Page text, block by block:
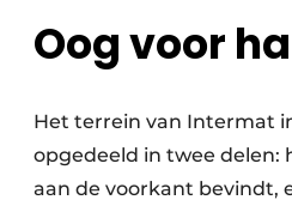
Oog voor
Het terrein van Intermat
opgedeeld in twee delen:
aan de voorkant bevindt,